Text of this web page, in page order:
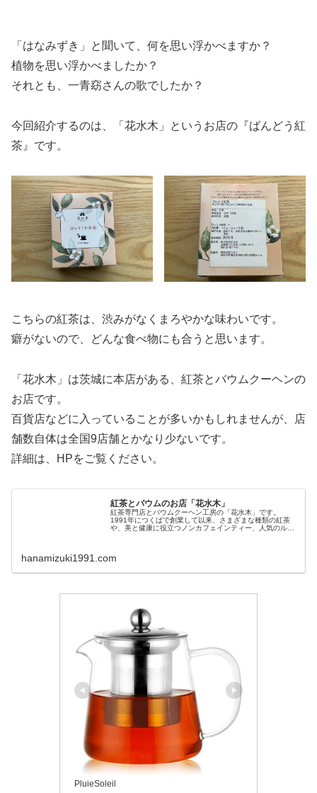
「はなみずき」と聞いて、何を思い浮かべますか？
植物を思い浮かべましたか？
それとも、一青窈さんの歌でしたか？
今回紹介するのは、「花水木」というお店の『ばんどう紅
茶』です。
こちらの紅茶は、渋みがなくまろやかな味わいです。
癖がないので、どんな食べ物にも合うと思います。
「花水木」は茨城に本店がある、紅茶とバウムクーヘンの
お店です。
百貨店などに入っていることが多いかもしれませんが、店
舗数自体は全国9店舗とかなり少ないです。
詳細は、HPをご覧ください。
紅茶とバウムのお店「花水木」
紅茶専門店とバウムクーヘン工房の「花水木」です。
1991年につくばで創業して以来、さまざまな種類の紅茶
や、美と健康に役立つノンカフェインティー、人気のルイ
hanamizuki1991.com
PluieSoleil